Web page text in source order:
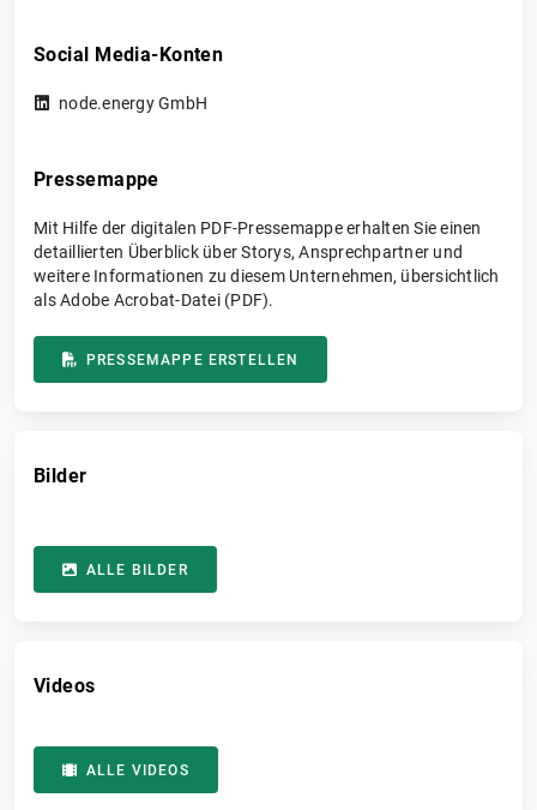
Social Media-Konten
node.energy GmbH
Pressemappe
Mit Hilfe der digitalen PDF-Pressemappe erhalten Sie einen
detaillierten Überblick über Storys, Ansprechpartner und
weitere Informationen zu diesem Unternehmen, übersichtlich
als Adobe Acrobat-Datei (PDF).
PRESSEMAPPE ERSTELLEN
Bilder
ALLE BILDER
Videos
ALLE VIDEOS